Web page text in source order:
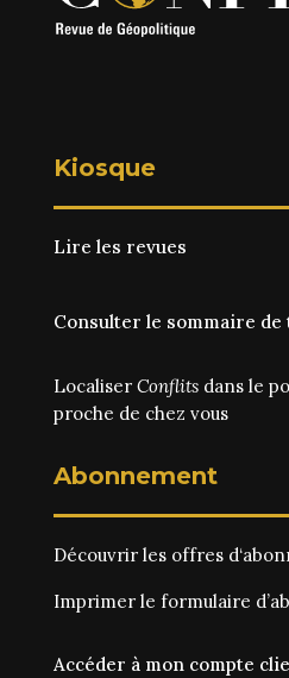
Kiosque
Lire les revues
Consulter le sommaire de
Localiser Conflitsdans le
proche de chez vous
Abonnement
Découvrir les offres
Imprimer le formulaire
Accéder à mon compte